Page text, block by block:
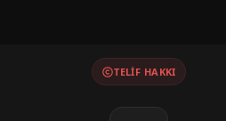
TELIF HAKKI